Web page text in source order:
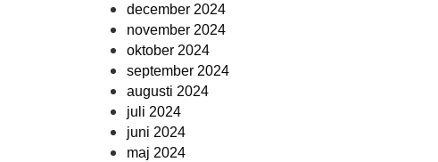
december 2024
november 2024
oktober 2024
september 2024
augusti 2024
juli 2024
juni 2024
maj 2024